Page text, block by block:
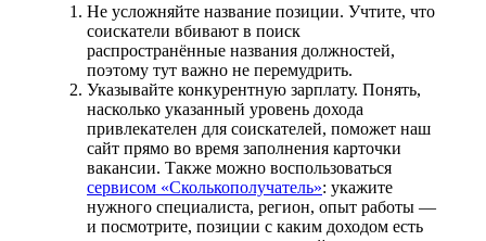
Не усложняйте название позиции. Учтите, что
соискатели вбивают в поиск
распространённые названия должностей,
поэтому тут важно не перемудрить.
Указывайте конкурентную зарплату. Понять,
насколько указанный уровень дохода
привлекателен для соискателей, поможет наш
сайт прямо во время заполнения карточки
вакансии. Также можно воспользоваться
сервисом «Сколькополучатель»: укажите
нужного специалиста, регион, опыт работы —
и посмотрите, позиции с каким доходом есть